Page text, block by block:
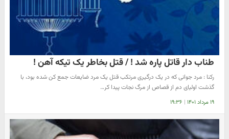
طناب دار قاتل پاره شد ! / قتل بخاطر یک تیکه آهن !
رکنا : مرد جوانی که در یک درگیری مرتکب قتل یک مرد ضایعات جمع کن شده بود، با
گذشت اولیای دم از قصاص از مرگ نجات پیدا کر…
۱۹ مرداد ۱۴۰۱ | ۱۹:۳۶